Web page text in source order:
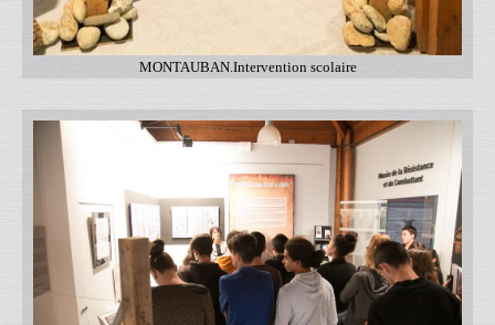
MONTAUBAN.Intervention scolaire